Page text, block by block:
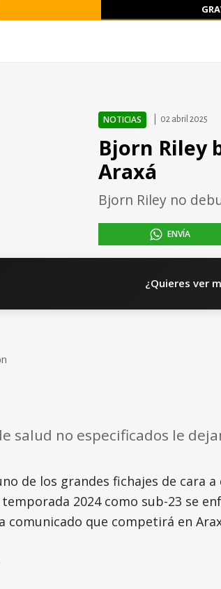
NOTICIAS 02 abril 2025
Bjorn Riley
Araxá
Bjorn Riley no
ENVÍA
¿Quieres ver
salud no especificados le
de los grandes fichajes de cara
2024 como sub-23 se
comunicado que competirá en